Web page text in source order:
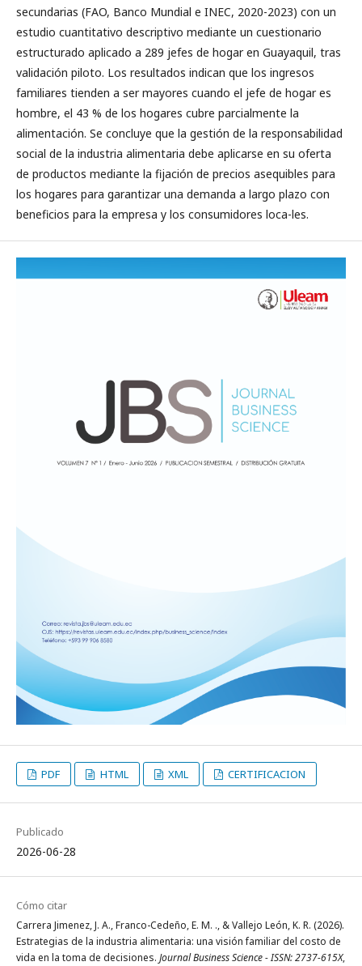
secundarias (FAO, Banco Mundial e INEC, 2020-2023) con un
estudio cuantitativo descriptivo mediante un cuestionario
estructurado aplicado a 289 jefes de hogar en Guayaquil, tras
validación piloto. Los resultados indican que los ingresos
familiares tienden a ser mayores cuando el jefe de hogar es
hombre, el 43 % de los hogares cubre parcialmente la
alimentación. Se concluye que la gestión de la responsabilidad
social de la industria alimentaria debe aplicarse en su oferta
de productos mediante la fijación de precios asequibles para
los hogares para garantizar una demanda a largo plazo con
beneficios para la empresa y los consumidores loca-les.
PDF HTML XML CERTIFICACION
Publicado
2026-06-28
Cómo citar
Carrera Jimenez, J. A., Franco-Cedeño, E. M. ., & Vallejo León, K. R. (2026).
Estrategias de la industria alimentaria: una visión familiar del costo de
vida en la toma de decisiones. Journal Business Science - ISSN: 2737-615X,